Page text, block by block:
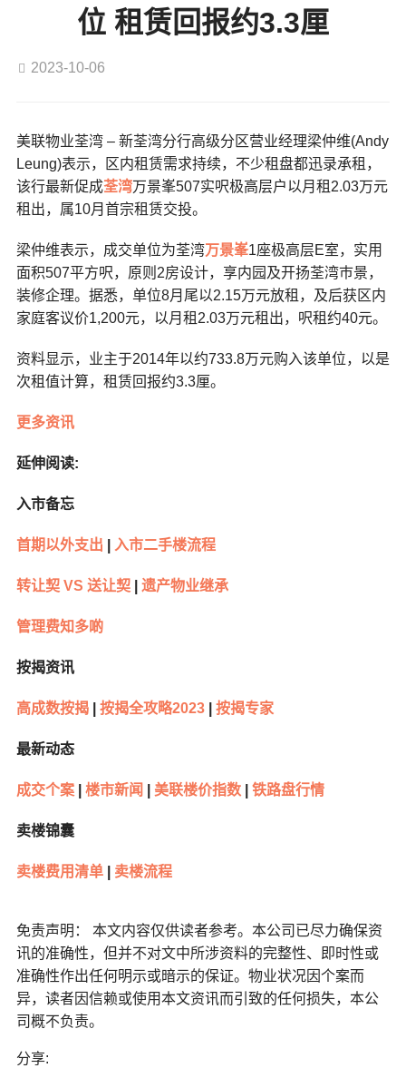
位 租赁回报约3.3厘
2023-10-06
美联物业荃湾 – 新荃湾分行高级分区营业经理梁仲维(Andy
Leung)表示，区内租赁需求持续，不少租盘都迅录承租，
该行最新促成荃湾万景峯507实呎极高层户以月租2.03万元
租出，属10月首宗租赁交投。
梁仲维表示，成交单位为荃湾万景峯1座极高层E室，实用
面积507平方呎，原则2房设计，享内园及开扬荃湾巿景，
装修企理。据悉，单位8月尾以2.15万元放租，及后获区内
家庭客议价1,200元，以月租2.03万元租出，呎租约40元。
资料显示，业主于2014年以约733.8万元购入该单位，以是
次租值计算，租赁回报约3.3厘。
更多资讯
延伸阅读:
入市备忘
首期以外支出 入市二手楼流程
转让契 VS 送让契 遗产物业继承
管理费知多啲
按揭资讯
高成数按揭| 按揭全攻略2023| 按揭专家
最新动态
成交个案| 楼市新闻 美联楼价指数| 铁路盘行情
卖楼锦囊
卖楼费用清单| 卖楼流程
免责声明： 本文内容仅供读者参考。本公司已尽力确保资
讯的准确性，但并不对文中所涉资料的完整性、即时性或
准确性作出任何明示或暗示的保证。物业状况因个案而
异，读者因信赖或使用本文资讯而引致的任何损失，本公
司概不负责。
分享: